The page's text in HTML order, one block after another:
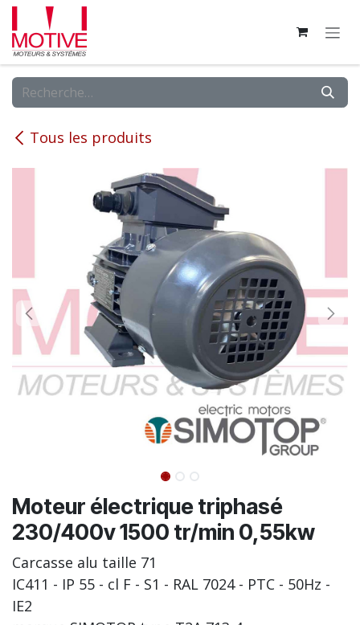
Se rendre au contenu
Tous les produits
Moteur électrique triphasé
230/400v 1500 tr/min 0,55kw
Carcasse alu taille 71
IC411 - IP 55 - cl F - S1 - RAL 7024 - PTC - 50Hz -
IE2